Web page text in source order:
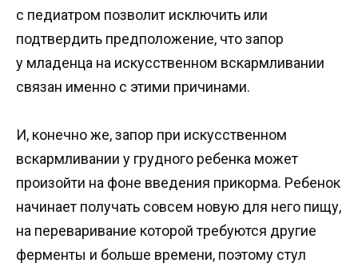
с педиатром позволит исключить или
подтвердить предположение, что запор
у младенца на искусственном вскармливании
связан именно с этими причинами.
И, конечно же, запор при искусственном
вскармливании у грудного ребенка может
произойти на фоне введения прикорма. Ребенок
начинает получать совсем новую для него пищу,
на переваривание которой требуются другие
ферменты и больше времени, поэтому стул